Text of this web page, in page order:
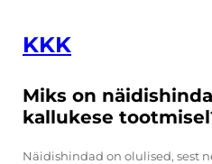
KKK
Miks on
kallukese
Näidishindad on olulised, sest